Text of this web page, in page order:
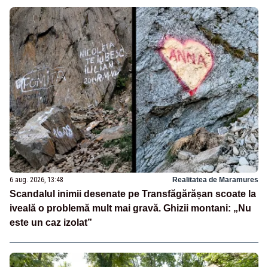
6 aug. 2026, 13:48 Realitatea de Maramures
Scandalul inimii desenate pe Transfăgărășan scoate la
iveală o problemă mult mai gravă. Ghizii montani: „Nu
este un caz izolat”